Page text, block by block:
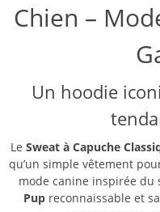
Chien –
Un hoodie
Le Sweat à Capuche
qu’un simple vêtement
mode canine inspirée du
Pupreconnaissable et